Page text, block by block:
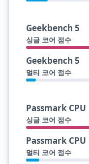
Geekbench 5
싱글 코어 점수
Geekbench 5
멀티 코어 점수
Passmark CPU
싱글 코어 점수
Passmark CPU
멀티 코어 점수